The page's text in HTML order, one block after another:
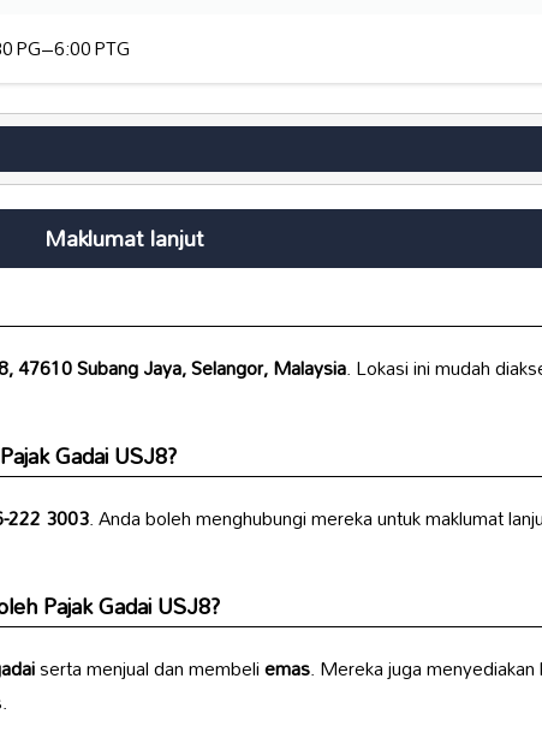
PG–6:00 PTG
Maklumat lanjut
47610 Subang Jaya, Selangor, Malaysia. Lokasi ini mudah
Pajak Gadai USJ8?
222 3003. Anda boleh menghubungi mereka untuk maklumat
Pajak Gadai USJ8?
serta menjual dan membeliemas. Mereka juga